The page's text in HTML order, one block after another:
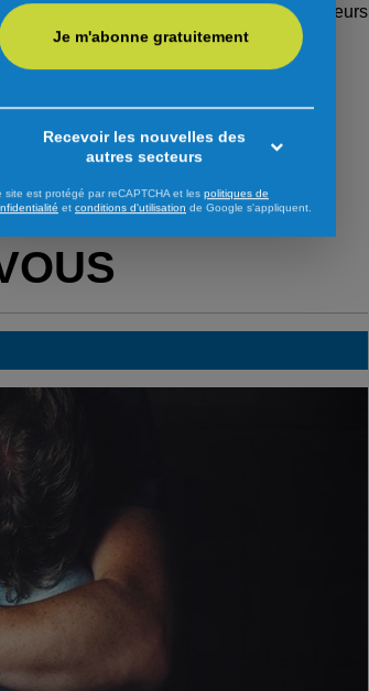
agricole, en plus d’exercer plusieurs
Je m'abonne gratuitement
Recevoir les nouvelles des
autres secteurs
site est protégé par reCAPTCHA et les politiques de
et conditions d'utilisation de Google s'appliquent.